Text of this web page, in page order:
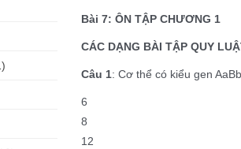
Bài 7: ÔN TẬP CHƯƠNG 1
CÁC DẠNG BÀI TẬP QUY
Câu 1: Cơ thể có kiểu gen
6
8
12